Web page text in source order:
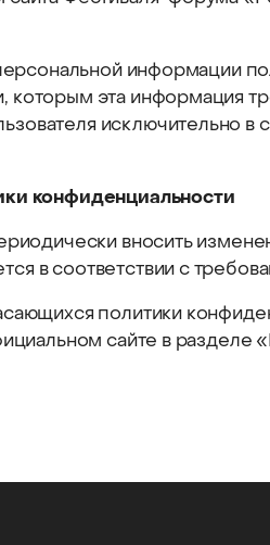
информации
эта информация
исключительно в
конфиденциальности
вносить
в соответствии с
политики
сайте в разделе